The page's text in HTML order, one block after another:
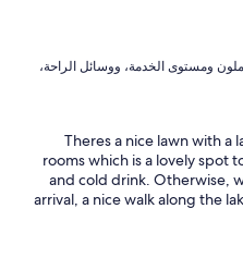
عناصر نالت الإعجاب: ⁦النظافة⁩، و⁦العاملون ومستوى الخدمة⁩، و⁦وسائل الراحة⁩،
Theres a nice lawn with a
rooms which is a lovely spot
and cold drink. Otherwise,
arrival, a nice walk along the